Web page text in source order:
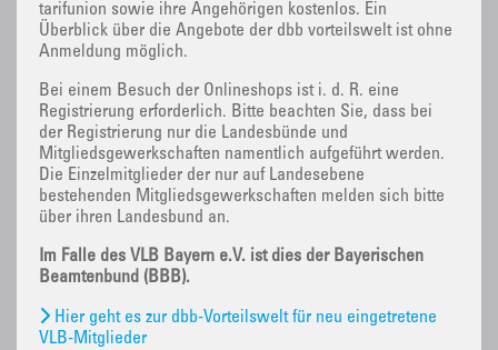
tarifunion sowie ihre Angehörigen kostenlos. Ein
Überblick über die Angebote der dbb vorteilswelt ist ohne
Anmeldung möglich.
Bei einem Besuch der Onlineshops ist i. d. R. eine
Registrierung erforderlich. Bitte beachten Sie, dass bei
der Registrierung nur die Landesbünde und
Mitgliedsgewerkschaften namentlich aufgeführt werden.
Die Einzelmitglieder der nur auf Landesebene
bestehenden Mitgliedsgewerkschaften melden sich bitte
über ihren Landesbund an.
Im Falle des VLB Bayern e.V. ist dies der Bayerischen
Beamtenbund (BBB).
Hier geht es zur dbb-Vorteilswelt für neu eingetretene
VLB-Mitglieder